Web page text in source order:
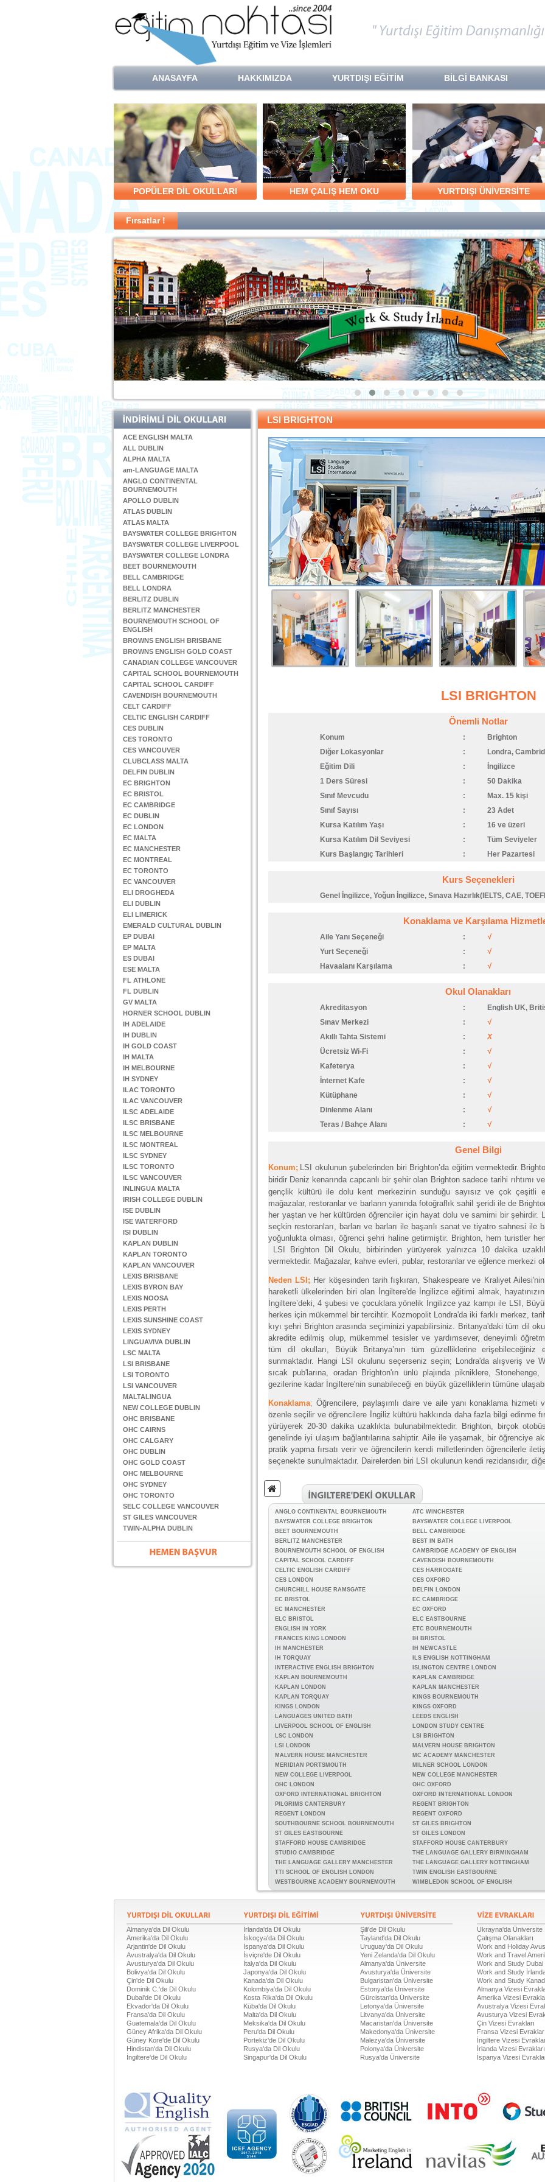
ANASAYFA HAKKIMIZDA YURTDIŞI EĞİTİM BİLGİ BANKASI
POPÜLER DİL OKULLARI HEM ÇALIŞ HEM OKU YURTDIŞI ÜNİVERSİTE
Fırsatlar !
ACE ENGLISH MALTA
ALL DUBLIN
ALPHA MALTA
am-LANGUAGE MALTA
ANGLO CONTINENTAL
BOURNEMOUTH
APOLLO DUBLIN
ATLAS DUBLIN
ATLAS MALTA
BAYSWATER COLLEGE BRIGHTON
BAYSWATER COLLEGE LIVERPOOL
BAYSWATER COLLEGE LONDRA
BEET BOURNEMOUTH
BELL CAMBRIDGE
BELL LONDRA
BERLITZ DUBLIN
BERLITZ MANCHESTER
BOURNEMOUTH SCHOOL OF
ENGLISH
BROWNS ENGLISH BRISBANE
BROWNS ENGLISH GOLD COAST
CANADIAN COLLEGE VANCOUVER
CAPITAL SCHOOL BOURNEMOUTH
CAPITAL SCHOOL CARDIFF
CAVENDISH BOURNEMOUTH
CELT CARDIFF
CELTIC ENGLISH CARDIFF
CES DUBLIN
CES TORONTO
CES VANCOUVER
CLUBCLASS MALTA
DELFIN DUBLIN
EC BRIGHTON
EC BRISTOL
EC CAMBRIDGE
EC DUBLIN
EC LONDON
EC MALTA
EC MANCHESTER
EC MONTREAL
EC TORONTO
EC VANCOUVER
ELI DROGHEDA
ELI DUBLIN
ELI LIMERICK
EMERALD CULTURAL DUBLIN
EP DUBAI
EP MALTA
ES DUBAI
ESE MALTA
FL ATHLONE
FL DUBLIN
GV MALTA
HORNER SCHOOL DUBLIN
IH ADELAIDE
IH DUBLIN
IH GOLD COAST
IH MALTA
IH MELBOURNE
IH SYDNEY
ILAC TORONTO
ILAC VANCOUVER
ILSC ADELAIDE
ILSC BRISBANE
ILSC MELBOURNE
ILSC MONTREAL
ILSC SYDNEY
ILSC TORONTO
ILSC VANCOUVER
INLINGUA MALTA
IRISH COLLEGE DUBLIN
ISE DUBLIN
ISE WATERFORD
ISI DUBLIN
KAPLAN DUBLIN
KAPLAN TORONTO
KAPLAN VANCOUVER
LEXIS BRISBANE
LEXIS BYRON BAY
LEXIS NOOSA
LEXIS PERTH
LEXIS SUNSHINE COAST
LEXIS SYDNEY
LINGUAVIVA DUBLIN
LSC MALTA
LSI BRISBANE
LSI TORONTO
LSI VANCOUVER
MALTALINGUA
NEW COLLEGE DUBLIN
OHC BRISBANE
OHC CAIRNS
OHC CALGARY
OHC DUBLIN
OHC GOLD COAST
OHC MELBOURNE
OHC SYDNEY
OHC TORONTO
SELC COLLEGE VANCOUVER
ST GILES VANCOUVER
TWIN-ALPHA DUBLIN
LSI BRIGHTON
LSI BRIGHTON
Önemli Notlar
Konum :
Brighton
Diğer Lokasyonlar
:
Londra,
Eğitim Dili
:
İngilizce
1 Ders Süresi
:
50 Dakika
Sınıf Mevcudu
:
Max. 15 kişi
Sınıf Sayısı
:
23 Adet
Kursa Katılım Yaşı
:
16 ve üzeri
Kursa Katılım Dil Seviyesi
:
Tüm Seviyeler
Kurs Başlangıç Tarihleri
: Her Pazartesi
Kurs Seçenekleri
Genel İngilizce, Yoğun İngilizce, Sınava Hazırlık(IELTS, CAE,
Konaklama ve Karşılama
Aile Yanı Seçeneği :
√
Yurt Seçeneği
:
√
Havaalanı Karşılama
: √
Okul Olanakları
Akreditasyon :
English UK,
Sınav Merkezi
:
√
Akıllı Tahta Sistemi
:
X
Ücretsiz Wi-Fi
:
√
Kafeterya
:
√
İnternet Kafe
:
√
Kütüphane
:
√
Dinlenme Alanı
:
√
Teras / Bahçe Alanı
: √
Genel Bilgi
Konum; LSI okulunun şubelerinden biri Brighton’da eğitim vermektedir.
biridir Deniz kenarında capcanlı bir şehir olan Brighton sadece tarihi rıhtımı
gençlik kültürü ile dolu kent merkezinin sunduğu sayısız ve çok çeşitli
mağazalar, restoranlar ve barların yanında fotoğraflık sahil şeridi ile de
her yaştan ve her kültürden öğrenciler için hayat dolu ve samimi bir şehirdir.
seçkin restoranları, barları ve barları ile başarılı sanat ve tiyatro sahnesi ile
yoğunlukta olması, öğrenci şehri haline getirmiştir. Brighton, hem turistler
LSI Brighton Dil Okulu, birbirinden yürüyerek yalnızca 10 dakika
vermektedir. Mağazalar, kahve evleri, publar, restoranlar ve eğlence merkezi
Neden LSI; Her köşesinden tarih fışkıran, Shakespeare ve Kraliyet
hareketli ülkelerinden biri olan İngiltere'de İngilizce eğitimi almak,
İngiltere’deki, 4 şubesi ve çocuklara yönelik İngilizce yaz kampı ile LSI,
herkes için mükemmel bir tercihtir. Kozmopolit Londra'da iki farklı merkez,
kıyı şehri Brighton arasında seçiminizi yapabilirsiniz. Britanya'daki tüm dil
akredite edilmiş olup, mükemmel tesisler ve yardımsever, deneyimli
tüm dil okulları, Büyük Britanya’nın tüm güzelliklerine
sunmaktadır. Hangi LSI okulunu seçerseniz seçin; Londra'da alışveriş ve
sıcak pub'larına, oradan Brighton'ın ünlü plajında pikniklere,
gezilerine kadar İngiltere'nin sunabileceği en büyük güzelliklerin tümüne
Konaklama; Öğrencilere, paylaşımlı daire ve aile yanı konaklama hizmeti
özenle seçilir ve öğrencilere İngiliz kültürü hakkında daha fazla bilgi edinme
yürüyerek 20-30 dakika uzaklıkta bulunabilmektedir. Brighton, birçok
genelinde iyi ulaşım bağlantılarına sahiptir. Aile ile yaşamak, bir öğrenciye
pratik yapma fırsatı verir ve öğrencilerin kendi milletlerinden öğrencilerle
seçenekte sunulmaktadır. Dairelerden biri LSI okulunun kendi rezidansıdır,
ANGLO CONTINENTAL BOURNEMOUTH
ATC WINCHESTER
BAYSWATER COLLEGE BRIGHTON
BAYSWATER COLLEGE LIVERPOOL
BEET BOURNEMOUTH
BELL CAMBRIDGE
BERLITZ MANCHESTER
BEST IN BATH
BOURNEMOUTH SCHOOL OF ENGLISH
CAMBRIDGE ACADEMY OF ENGLISH
CAPITAL SCHOOL CARDIFF
CAVENDISH BOURNEMOUTH
CELTIC ENGLISH CARDIFF
CES HARROGATE
CES LONDON
CES OXFORD
CHURCHILL HOUSE RAMSGATE
DELFIN LONDON
EC BRISTOL
EC CAMBRIDGE
EC MANCHESTER
EC OXFORD
ELC BRISTOL
ELC EASTBOURNE
ENGLISH IN YORK
ETC BOURNEMOUTH
FRANCES KING LONDON
IH BRISTOL
IH MANCHESTER
IH NEWCASTLE
IH TORQUAY
ILS ENGLISH NOTTINGHAM
INTERACTIVE ENGLISH BRIGHTON
ISLINGTON CENTRE LONDON
KAPLAN BOURNEMOUTH
KAPLAN CAMBRIDGE
KAPLAN LONDON
KAPLAN MANCHESTER
KAPLAN TORQUAY
KINGS BOURNEMOUTH
KINGS LONDON
KINGS OXFORD
LANGUAGES UNITED BATH
LEEDS ENGLISH
LIVERPOOL SCHOOL OF ENGLISH
LONDON STUDY CENTRE
LSC LONDON
LSI BRIGHTON
LSI LONDON
MALVERN HOUSE BRIGHTON
MALVERN HOUSE MANCHESTER
MC ACADEMY MANCHESTER
MERIDIAN PORTSMOUTH
MILNER SCHOOL LONDON
NEW COLLEGE LIVERPOOL
NEW COLLEGE MANCHESTER
OHC LONDON
OHC OXFORD
OXFORD INTERNATIONAL BRIGHTON
OXFORD INTERNATIONAL LONDON
PILGRIMS CANTERBURY
REGENT BRIGHTON
REGENT LONDON
REGENT OXFORD
SOUTHBOURNE SCHOOL BOURNEMOUTH
ST GILES BRIGHTON
ST GILES EASTBOURNE
ST GILES LONDON
STAFFORD HOUSE CAMBRIDGE
STAFFORD HOUSE CANTERBURY
STUDIO CAMBRIDGE
THE LANGUAGE GALLERY BIRMINGHAM
THE LANGUAGE GALLERY MANCHESTER
THE LANGUAGE GALLERY NOTTINGHAM
TTI SCHOOL OF ENGLISH LONDON
TWIN ENGLISH EASTBOURNE
WESTBOURNE ACADEMY BOURNEMOUTH
WIMBLEDON SCHOOL OF ENGLISH
Almanya'da Dil Okulu
Amerika'da Dil Okulu
Arjantin'de Dil Okulu
Avustralya'da Dil Okulu
Avusturya'da Dil Okulu
Bolivya'da Dil Okulu
Çin'de Dil Okulu
Dominik C.'de Dil Okulu
Dubai'de Dil Okulu
Ekvador'da Dil Okulu
Fransa'da Dil Okulu
Guatemala'da Dil Okulu
Güney Afrika'da Dil Okulu
Güney Kore'de Dil Okulu
Hindistan'da Dil Okulu
İngiltere'de Dil Okulu
İrlanda'da Dil Okulu
İskoçya'da Dil Okulu
İspanya'da Dil Okulu
İsviçre'de Dil Okulu
İtalya'da Dil Okulu
Japonya'da Dil Okulu
Kanada'da Dil Okulu
Kolombiya'da Dil Okulu
Kosta Rika'da Dil Okulu
Küba'da Dil Okulu
Malta'da Dil Okulu
Meksika'da Dil Okulu
Peru'da Dil Okulu
Portekiz'de Dil Okulu
Rusya'da Dil Okulu
Singapur'da Dil Okulu
Şili'de Dil Okulu
Tayland'da Dil Okulu
Uruguay'da Dil Okulu
Yeni Zelanda'da Dil Okulu
Almanya'da Üniversite
Avusturya'da Üniversite
Bulgaristan'da Üniversite
Estonya'da Üniversite
Gürcistan'da Üniversite
Letonya'da Üniversite
Litvanya'da Üniversite
Macaristan'da Üniversite
Makedonya'da Üniversite
Malezya'da Üniversite
Polonya'da Üniversite
Rusya'da Üniversite
Ukrayna'da Üniversite
Çalışma Olanakları
Work and Holiday
Work and Travel
Work and Study Dubai
Work and Study
Work and Study
Almanya Vizesi
Amerika Vizesi
Avustralya Vizesi
Avusturya Vizesi
Çin Vizesi Evrakları
Fransa Vizesi
İngiltere Vizesi
İrlanda Vizesi Evrakları
İspanya Vizesi